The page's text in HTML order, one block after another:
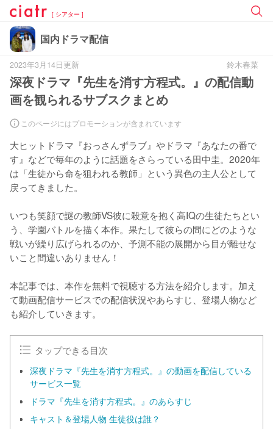
[ シアター ]
国内ドラマ配信
2023年3月14日更新 鈴木春菜
深夜ドラマ『先生を消す方程式。』の配信動
画を観られるサブスクまとめ
このページにはプロモーションが含まれています
大ヒットドラマ『おっさんずラブ』やドラマ『あなたの番で
す』などで毎年のように話題をさらっている田中圭。2020年
は「生徒から命を狙われる教師」という異色の主人公として
戻ってきました。
いつも笑顔で謎の教師VS彼に殺意を抱く高IQの生徒たちとい
う、学園バトルを描く本作。果たして彼らの間にどのような
戦いが繰り広げられるのか、予測不能の展開から目が離せな
いこと間違いありません！
本記事では、本作を無料で視聴する方法を紹介します。加え
て動画配信サービスでの配信状況やあらすじ、登場人物など
も紹介していきます。
タップできる目次
深夜ドラマ『先生を消す方程式。』の動画を配信している
サービス一覧
ドラマ『先生を消す方程式。』のあらすじ
キャスト＆登場人物 生徒役は誰？